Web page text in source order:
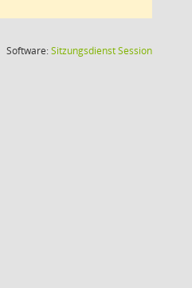
Software:SitzungsdienstSession(Wird in